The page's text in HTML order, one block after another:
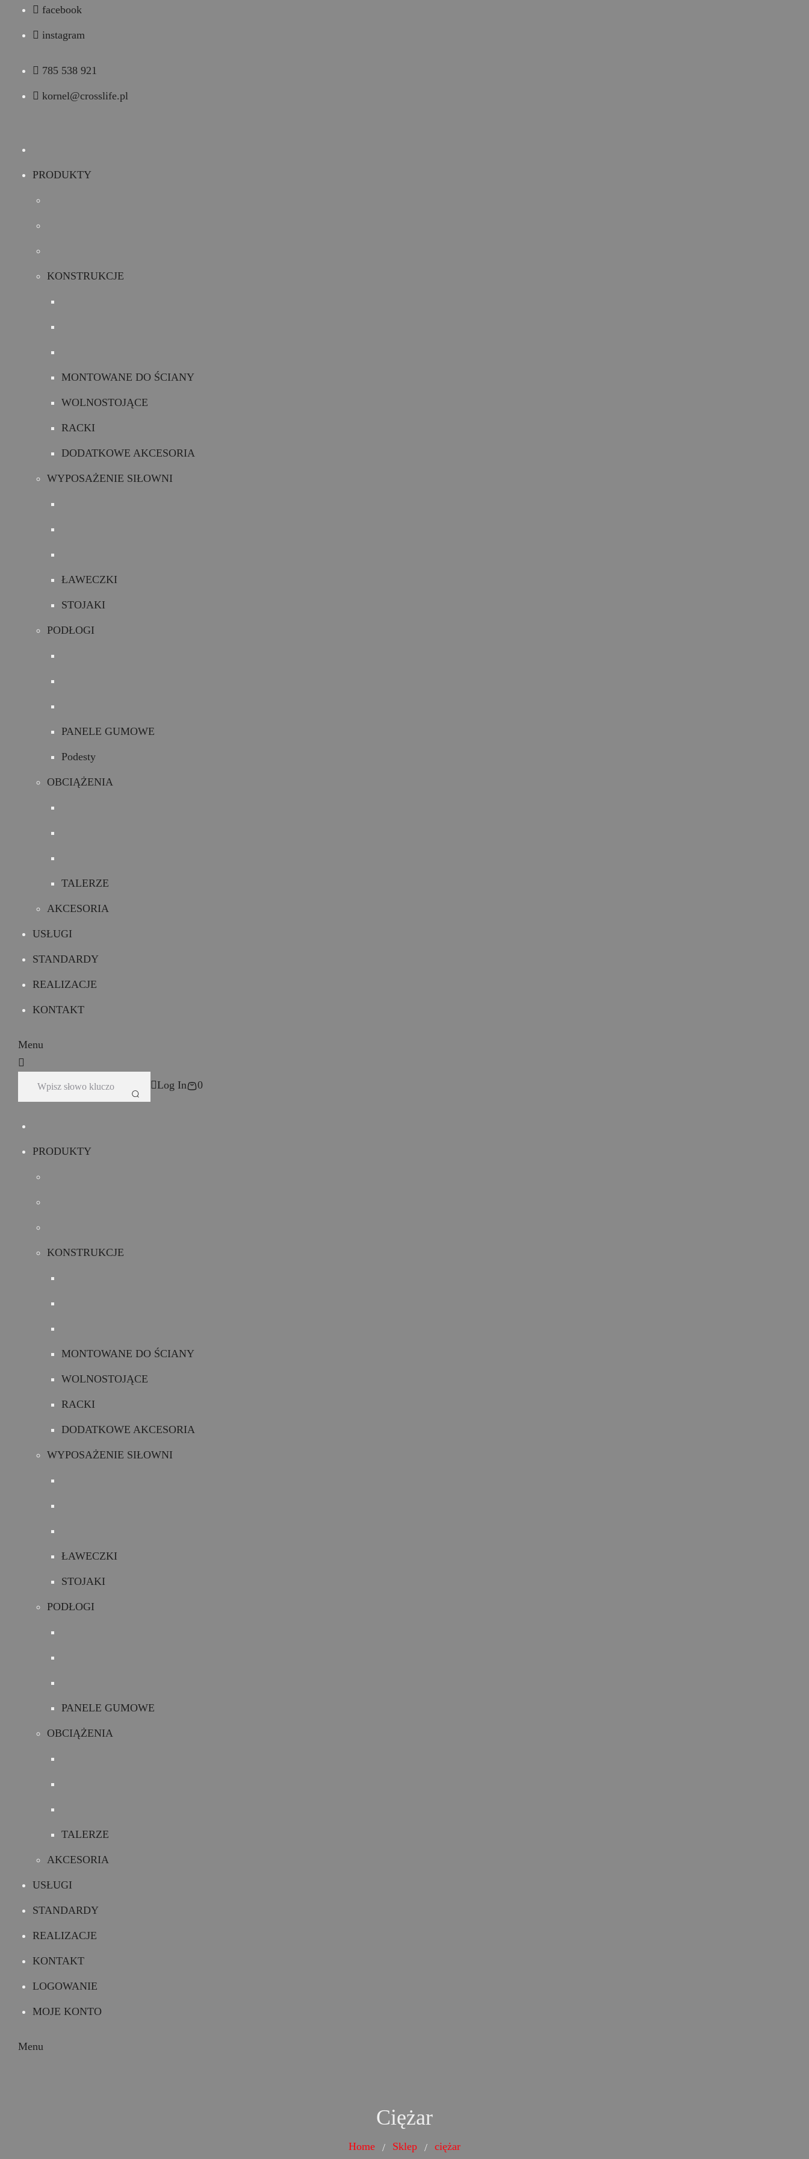
Przejdź
facebook
instagram
785 538 921
kornel@crosslife.pl
PRODUKTY
KONSTRUKCJE
MONTOWANE DO ŚCIANY
WOLNOSTOJĄCE
RACKI
DODATKOWE AKCESORIA
WYPOSAŻENIE SIŁOWNI
ŁAWECZKI
STOJAKI
PODŁOGI
PANELE GUMOWE
Podesty
OBCIĄŻENIA
TALERZE
AKCESORIA
USŁUGI
STANDARDY
REALIZACJE
KONTAKT
Menu
Log In 0
PRODUKTY
KONSTRUKCJE
MONTOWANE DO ŚCIANY
WOLNOSTOJĄCE
RACKI
DODATKOWE AKCESORIA
WYPOSAŻENIE SIŁOWNI
ŁAWECZKI
STOJAKI
PODŁOGI
PANELE GUMOWE
OBCIĄŻENIA
TALERZE
AKCESORIA
USŁUGI
STANDARDY
REALIZACJE
KONTAKT
LOGOWANIE
MOJE KONTO
Menu
Ciężar
Home Sklep ciężar